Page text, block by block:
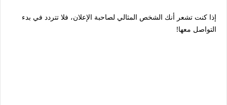
إذا كنت تشعر أنك الشخص المثالي لصاحبة الإعلان، فلا تتردد في بدء
التواصل معها!